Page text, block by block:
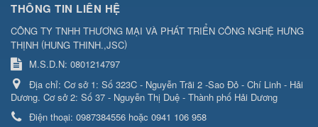
THÔNG TIN LIÊN HỆ
CÔNG TY TNHH THƯƠNG MẠI VÀ PHÁT TRIỂN CÔNG NGHỆ HƯNG
THỊNH (HUNG THINH.,JSC)
M.S.D.N: 0801214797
Địa chỉ: Cơ sở 1: Số 323C - Nguyễn Trãi 2 -Sao Đỏ - Chí Linh - Hải
Dương. Cơ sở 2: Số 37 - Nguyễn Thị Duệ - Thành phố Hải Dương
Điện thoại: 0987384556 hoặc 0941 106 958